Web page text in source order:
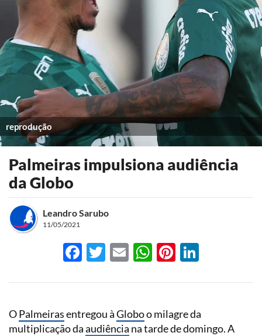
reprodução
Palmeiras impulsiona audiência
da Globo
Leandro Sarubo
11/05/2021
Facebook
Twitter
EmailWhatsApp
Pinterest
OPalmeirasentregou àGloboo milagre da
multiplicação daaudiência na tarde de domingo. A